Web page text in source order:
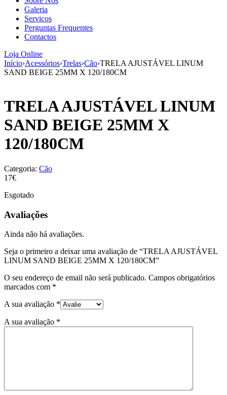
Galeria
Serviços
Perguntas Frequentes
Contactos
Loja Online
Início›Acessórios›Trelas›Cão›TRELA AJUSTÁVEL LINUM
SAND BEIGE 25MM X 120/180CM
TRELA AJUSTÁVEL LINUM
SAND BEIGE 25MM X
120/180CM
Categoria: Cão
17€
Esgotado
Avaliações
Ainda não há avaliações.
Seja o primeiro a deixar uma avaliação de “TRELA AJUSTÁVEL
LINUM SAND BEIGE 25MM X 120/180CM”
O seu endereço de email não será publicado. Campos obrigatórios
marcados com *
A sua avaliação *
A sua avaliação *
aumenta a
probabilidade
de ver
conteúdo e
ofertas